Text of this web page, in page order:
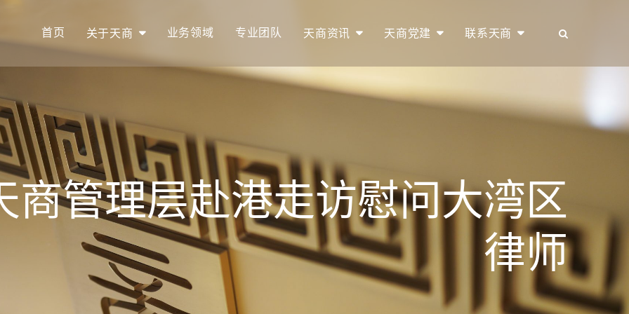
首页 关于天商 业务领域 专业团队 天商资讯 天商党建 联系天商
商管理层赴港走访慰问大湾区
律师